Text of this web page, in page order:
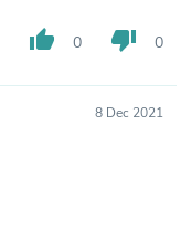
thumb_up 0 thumb_down 0
8 Dec 2021